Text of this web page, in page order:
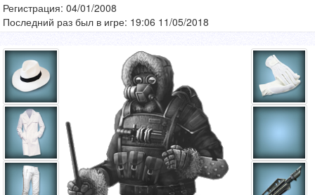
Регистрация: 04/01/2008
Последний раз был в игре: 19:06 11/05/2018